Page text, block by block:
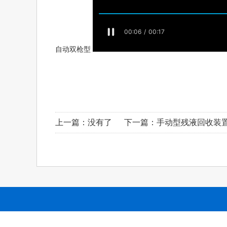
自动双枪型
上一篇：没有了 下一篇： 手动型残液回收装